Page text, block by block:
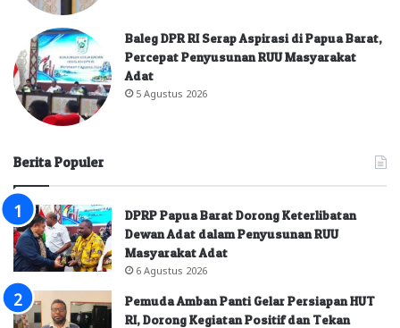
Baleg DPR RI Serap Aspirasi di Papua Barat,
Percepat Penyusunan RUU Masyarakat
Adat
5 Agustus 2026
Berita Populer
DPRP Papua Barat Dorong Keterlibatan
Dewan Adat dalam Penyusunan RUU
Masyarakat Adat
6 Agustus 2026
Pemuda Amban Panti Gelar Persiapan HUT
RI, Dorong Kegiatan Positif dan Tekan